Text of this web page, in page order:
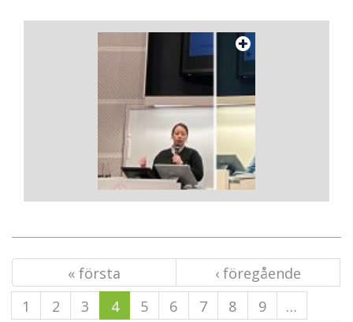
« första
‹ föregående
1
2 3 4 5 6 7 8 9
…